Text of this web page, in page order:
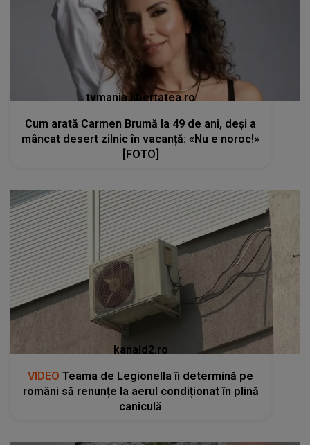
tvmania.libertatea.ro
Cum arată Carmen Brumă la 49 de ani, deși a
mâncat desert zilnic în vacanță: «Nu e noroc!»
[FOTO]
kanald2.ro
VIDEO Teama de Legionella îi determină pe
români să renunțe la aerul condiționat în plină
caniculă